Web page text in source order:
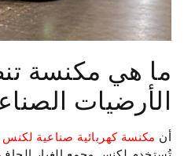
ما هي مكنسة
الأرضيات
أن مكنسة كهربائية صناعية لكنس